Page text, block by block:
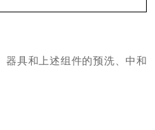
器具和上述组件的预洗、中和